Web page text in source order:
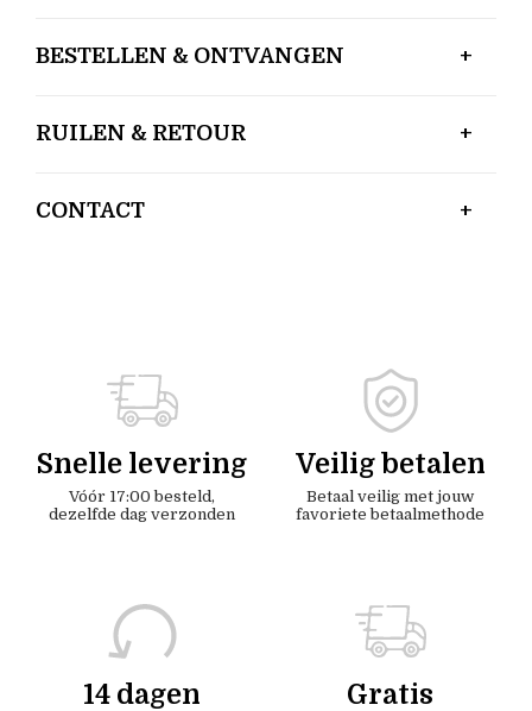
BESTELLEN & ONTVANGEN
RUILEN & RETOUR
CONTACT
Snelle levering
Vóór 17:00 besteld,
dezelfde dag verzonden
Veilig betalen
Betaal veilig met jouw
favoriete betaalmethode
14 dagen
Gratis